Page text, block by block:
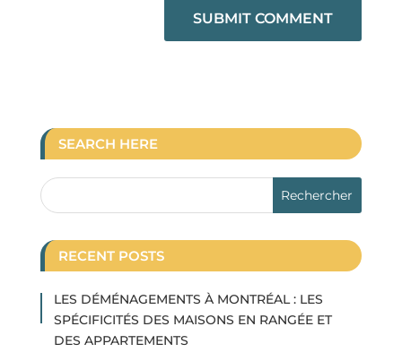
SEARCH HERE
RECENT POSTS
LES DÉMÉNAGEMENTS À MONTRÉAL : LES
SPÉCIFICITÉS DES MAISONS EN RANGÉE ET
DES APPARTEMENTS